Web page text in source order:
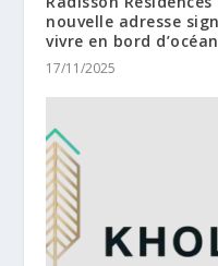
nouvelle adresse
vivre en bord
17/11/2025